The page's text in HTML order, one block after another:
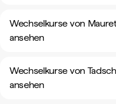
Wechselkurse von
ansehen
Wechselkurse von
ansehen